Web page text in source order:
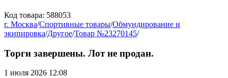
Код товара: 588053
г. Москва/Спортивные товары/Обмундирование и
экипировка/Другое/Товар №23270145/
Торги завершены. Лот не продан.
1 июля 2026 12:08